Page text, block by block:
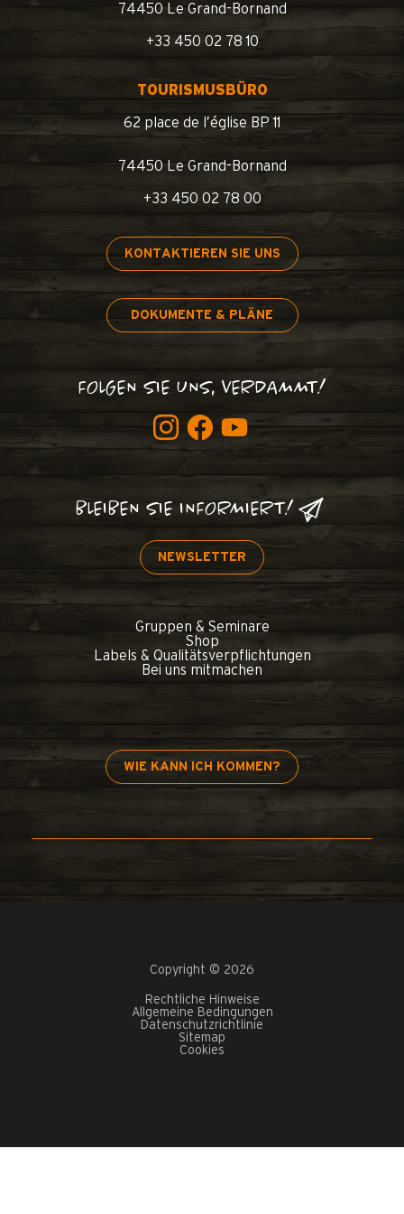
74450 Le Grand-Bornand
+33 450 02 78 10
TOURISMUSBÜRO
62 place de l’église BP 11
74450 Le Grand-Bornand
+33 450 02 78 00
KONTAKTIEREN SIE UNS
DOKUMENTE & PLÄNE
FOLGEN SIE UNS, VERDAMMT!
BLEIBEN SIE INFORMIERT!
NEWSLETTER
Gruppen & Seminare
Shop
Labels & Qualitätsverpflichtungen
Bei uns mitmachen
WIE KANN ICH KOMMEN?
Copyright © 2026
Rechtliche Hinweise
Allgemeine Bedingungen
Datenschutzrichtlinie
Sitemap
Cookies